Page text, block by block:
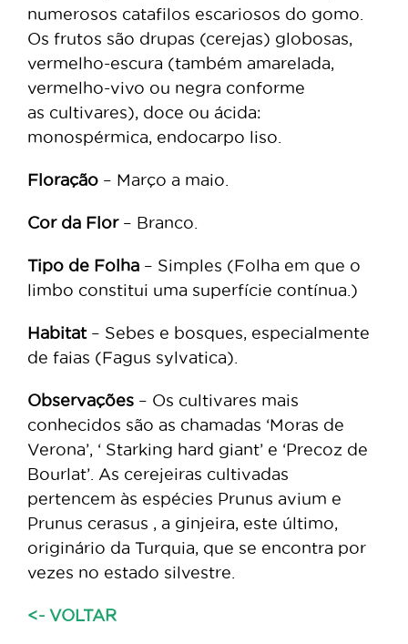
numerosos catafilos escariosos do gomo.
Os frutos são drupas (cerejas) globosas,
vermelho-escura (também amarelada,
vermelho-vivo ou negra conforme
as cultivares), doce ou ácida:
monospérmica, endocarpo liso.
Floração – Março a maio.
Cor da Flor– Branco.
Tipo de Folha – Simples (Folha em que o
limbo constitui uma superfície contínua.)
Habitat– Sebes e bosques, especialmente
de faias (Fagus sylvatica).
Observações – Os cultivares mais
conhecidos são as chamadas ‘Moras de
Verona’, ‘ Starking hard giant’ e ‘Precoz de
Bourlat’. As cerejeiras cultivadas
pertencem às espécies Prunus avium e
Prunus cerasus , a ginjeira, este último,
originário da Turquia, que se encontra por
vezes no estado silvestre.
<- VOLTAR